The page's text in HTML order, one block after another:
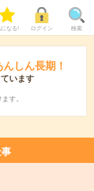
なる! ログイン 検索
しん長期！
います
す。